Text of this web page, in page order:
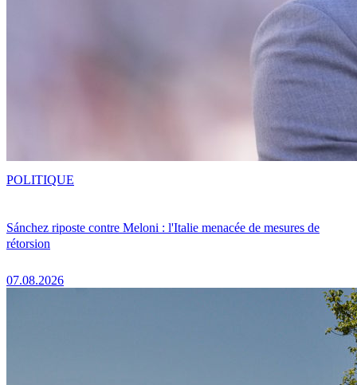
Sánchez riposte contre Meloni : l'Italie menacée de mesures de
rétorsion
07.08.2026
POLITIQUE